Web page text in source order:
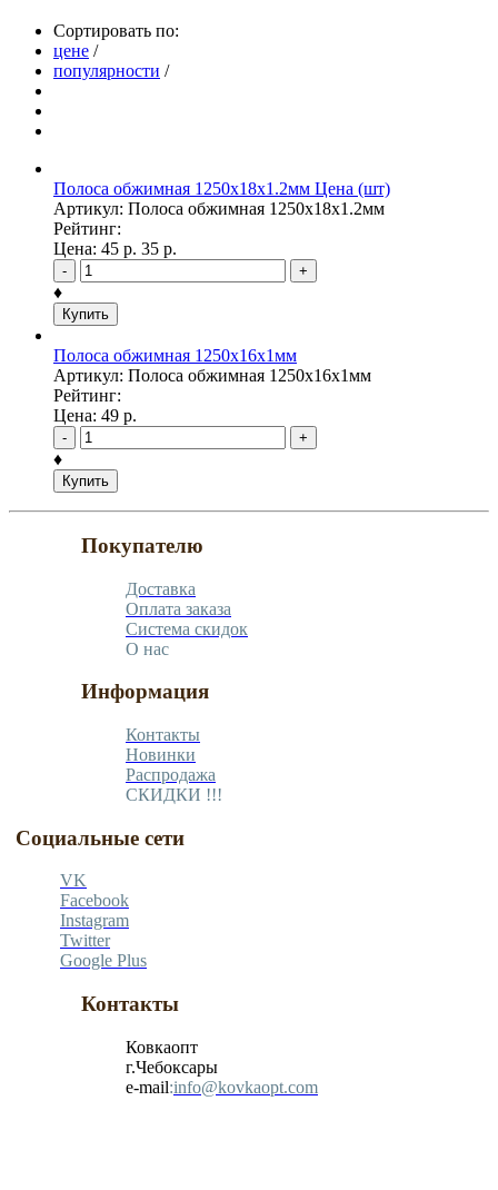
Сортировать по:
цене /
популярности /
Полоса обжимная 1250х18х1.2мм Цена (шт)
Артикул: Полоса обжимная 1250х18х1.2мм
Рейтинг:
Цена: 45 р. 35 р.
- +
♦
Купить
Полоса обжимная 1250х16х1мм
Артикул: Полоса обжимная 1250х16х1мм
Рейтинг:
Цена: 49 р.
- +
♦
Купить
Покупателю
Доставка
Оплата заказа
Система скидок
О нас
Информация
Контакты
Новинки
Распродажа
СКИДКИ !!!
Социальные сети
VK
Facebook
Instagram
Twitter
Google Plus
Контакты
Ковкаопт
г.Чебоксары
e-mail:info@kovkaopt.com